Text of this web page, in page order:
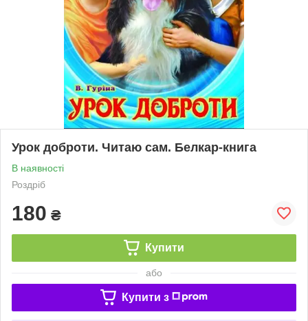
Урок доброти. Читаю сам. Белкар-книга
В наявності
Роздріб
180 ₴
Купити
або
Купити з